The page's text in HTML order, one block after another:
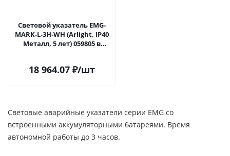
Световой указатель EMG-
MARK-L-3H-WH (Arlight, IP40
Металл, 5 лет) 059805 в
18 964.07₽/шт
Световые аварийные указатели серии EMG со
встроенными аккумуляторными батареями. Время
автономной работы до 3 часов.